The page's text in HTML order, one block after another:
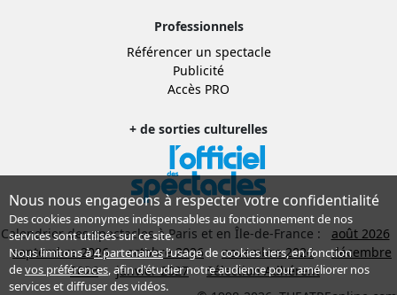
Professionnels
Référencer un spectacle
Publicité
Accès PRO
+ de sorties culturelles
Calendrier des spectacles à Paris et en Île-de-France :
août 2026
septembre 2026
octobre 2026 novembre 2026
décembre
2026
janvier 2027
Sélection Adhérent
Nous nous engageons à respecter votre confidentialité
Des cookies anonymes indispensables au fonctionnement de nos
services sont utilisés sur ce site.
Nous limitons à4 partenairesl’usage de cookies tiers, en fonction
devos préférences, afin d'étudier notre audience pour améliorer nos
services et diffuser des vidéos.